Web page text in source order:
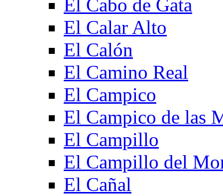
El Cabo de Gata
El Calar Alto
El Calón
El Camino Real
El Campico
El Campico de las
El Campillo
El Campillo del
El Cañal